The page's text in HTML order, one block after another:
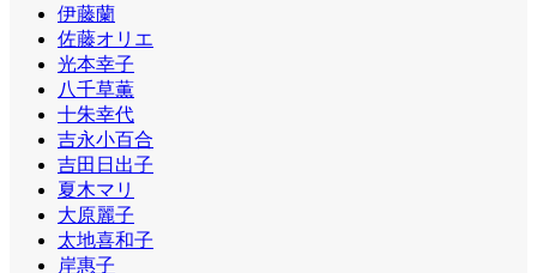
伊藤蘭
佐藤オリエ
光本幸子
八千草薫
十朱幸代
吉永小百合
吉田日出子
夏木マリ
大原麗子
太地喜和子
岸惠子